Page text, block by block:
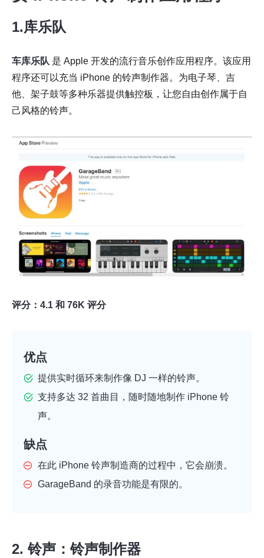
第 5 步。
1.库乐队
车库乐队 是 Apple 开发的流行音乐创作应用程序。该应用
程序还可以充当 iPhone 的铃声制作器。为电子琴、吉
他、架子鼓等多种乐器提供触控板，让您自由创作属于自
己风格的铃声。
评分：4.1 和 76K 评分
优点
提供实时循环来制作像 DJ 一样的铃声。
支持多达 32 首曲目，随时随地制作 iPhone 铃
声。
缺点
在此 iPhone 铃声制造商的过程中，它会崩溃。
GarageBand 的录音功能是有限的。
2. 铃声：铃声制作器